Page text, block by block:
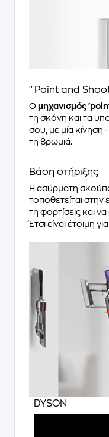
''Point and
Ο μηχανισμός
τη σκόνη και τα
σου, με μία κίνηση -
τη βρωμιά.
Βάση στήριξης
Η ασύρματη
τοποθετείται στην
τη φορτίσεις και
Έτσι είναι έτοιμη
DYSON